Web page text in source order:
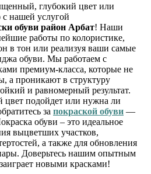
глубокий цвет или
с нашей услугой
обуви район Арбат! Наши
работы по колористике,
в тон или реализуя ваши самые
обуви. Мы работаем с
премиум-класса, которые не
а проникают в структуру
и равномерный результат.
цвет подойдет или нужна ли
за покраской обуви —
обуви – это идеальное
выцветших участков,
а также для обновления
Доверьтесь нашим опытным
новыми красками!